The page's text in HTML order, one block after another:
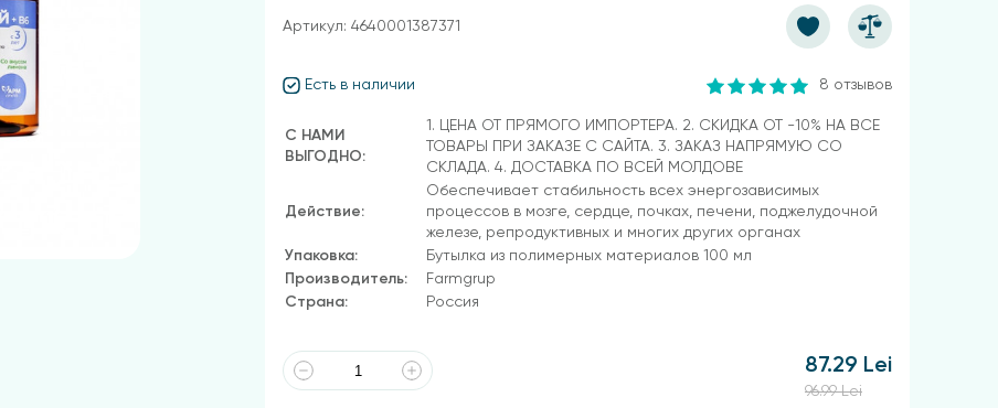
Есть в наличии 8 отзывов
С НАМИ
ВЫГОДНО:
1. ЦЕНА ОТ ПРЯМОГО ИМПОРТЕРА. 2. СКИДКА ОТ -10% НА ВСЕ
ТОВАРЫ ПРИ ЗАКАЗЕ С САЙТА. 3. ЗАКАЗ НАПРЯМУЮ СО
СКЛАДА. 4. ДОСТАВКА ПО ВСЕЙ МОЛДОВЕ
Действие:
Обеспечивает стабильность всех энергозависимых
процессов в мозге, сердце, почках, печени, поджелудочной
железе, репродуктивных и многих других органах
Упаковка:
Бутылка из полимерных материалов 100 мл
Производитель:
Farmgrup
Страна:
Россия
87.29 Lei
96.99 Lei
Артикул: 4640001387371